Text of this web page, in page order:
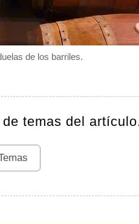
de los barriles.
temas del